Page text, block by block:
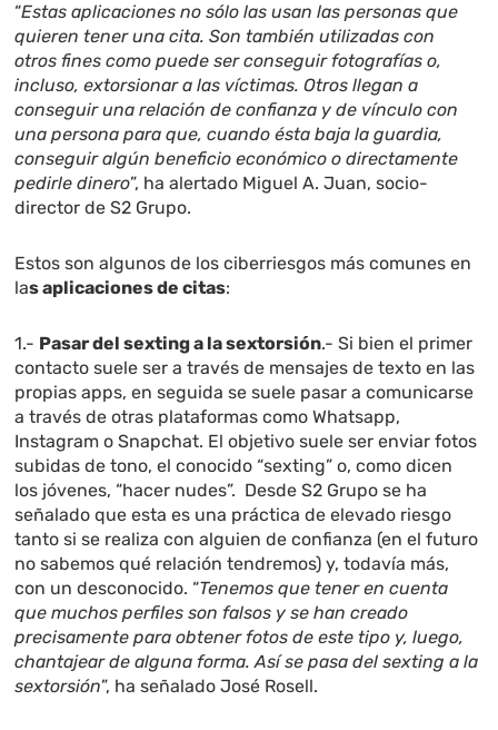
“Estas aplicaciones no sólo las usan las personas que
quieren tener una cita. Son también utilizadas con
otros fines como puede ser conseguir fotografías o,
incluso, extorsionar a las víctimas. Otros llegan a
conseguir una relación de confianza y de vínculo con
una persona para que, cuando ésta baja la guardia,
conseguir algún beneficio económico o directamente
pedirle dinero”, ha alertado Miguel A. Juan, socio-
director de S2 Grupo.
Estos son algunos de los ciberriesgos más comunes en
las aplicaciones de citas:
1.- Pasar del sexting a la sextorsión.- Si bien el primer
contacto suele ser a través de mensajes de texto en las
propias apps, en seguida se suele pasar a comunicarse
a través de otras plataformas como Whatsapp,
Instagram o Snapchat. El objetivo suele ser enviar fotos
subidas de tono, el conocido “sexting” o, como dicen
los jóvenes, “hacer nudes”. Desde S2 Grupo se ha
señalado que esta es una práctica de elevado riesgo
tanto si se realiza con alguien de confianza (en el futuro
no sabemos qué relación tendremos) y, todavía más,
con un desconocido. “Tenemos que tener en cuenta
que muchos perfiles son falsos y se han creado
precisamente para obtener fotos de este tipo y, luego,
chantajear de alguna forma. Así se pasa del sexting a la
sextorsión”, ha señalado José Rosell.